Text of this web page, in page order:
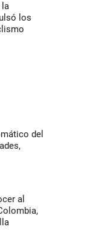
la
los
del
al